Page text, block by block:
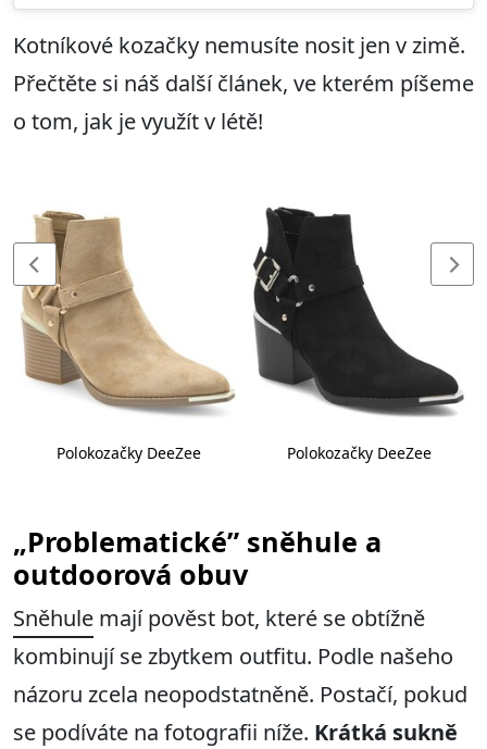
Kotníkové kozačky nemusíte nosit jen v zimě.
Přečtěte si náš další článek, ve kterém píšeme
o tom, jak je využít v létě!
Polokozačky DeeZee Polokozačky DeeZee
„Problematické” sněhule a
outdoorová obuv
Sněhule mají pověst bot, které se obtížně
kombinují se zbytkem outfitu. Podle našeho
názoru zcela neopodstatněně. Postačí, pokud
se podíváte na fotografii níže. Krátká sukně